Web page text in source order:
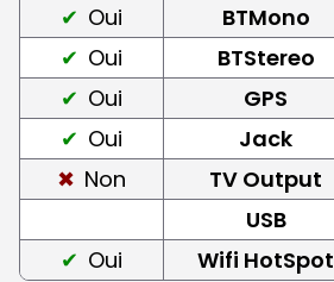
Oui
BTMono
Oui
BTStereo
Oui
GPS
Oui
Jack
Non
TV Output
USB
Oui
Wifi HotSpot